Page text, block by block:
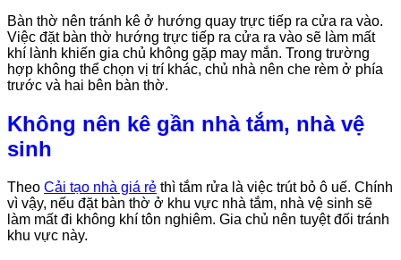
Bàn thờ nên tránh kê ở hướng quay trực tiếp ra cửa ra vào.
Việc đặt bàn thờ hướng trực tiếp ra cửa ra vào sẽ làm mất
khí lành khiến gia chủ không gặp may mắn. Trong trường
hợp không thể chọn vị trí khác, chủ nhà nên che rèm ở phía
trước và hai bên bàn thờ.
Không nên kê gần nhà tắm, nhà vệ
sinh
Theo Cải tạo nhà giá rẻ thì tắm rửa là việc trút bỏ ô uế. Chính
vì vậy, nếu đặt bàn thờ ở khu vực nhà tắm, nhà vệ sinh sẽ
làm mất đi không khí tôn nghiêm. Gia chủ nên tuyệt đối tránh
khu vực này.